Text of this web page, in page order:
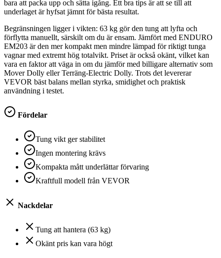
bara att packa upp och sätta igång. Ett bra tips är att se till att
underlaget är hyfsat jämnt för bästa resultat.
Begränsningen ligger i vikten: 63 kg gör den tung att lyfta och
förflytta manuellt, särskilt om du är ensam. Jämfört med ENDURO
EM203 är den mer kompakt men mindre lämpad för riktigt tunga
vagnar med extremt hög totalvikt. Priset är också okänt, vilket kan
vara en faktor att väga in om du jämför med billigare alternativ som
Mover Dolly eller Terräng-Electric Dolly. Trots det levererar
VEVOR bäst balans mellan styrka, smidighet och praktisk
användning i testet.
Fördelar
Tung vikt ger stabilitet
Ingen montering krävs
Kompakta mått underlättar förvaring
Kraftfull modell från VEVOR
Nackdelar
Tung att hantera (63 kg)
Okänt pris kan vara högt